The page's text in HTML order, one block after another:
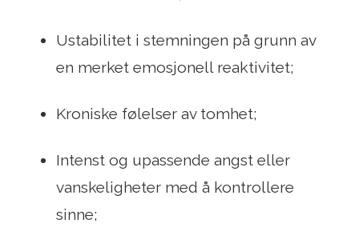
Ustabilitet i stemningen på grunn av
en merket emosjonell reaktivitet;
Kroniske følelser av tomhet;
Intenst og upassende angst eller
vanskeligheter med å kontrollere
sinne;